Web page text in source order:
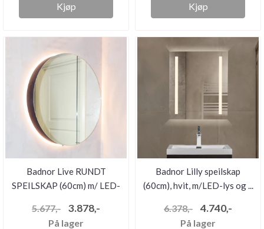
Kjøp Kjøp
Badnor Live RUNDT
SPEILSKAP (60cm) m/ LED-
5.677,- 3.878,-
På lager
Badnor Lilly speilskap
(60cm), hvit, m/LED-lys og ...
6.378,- 4.740,-
På lager